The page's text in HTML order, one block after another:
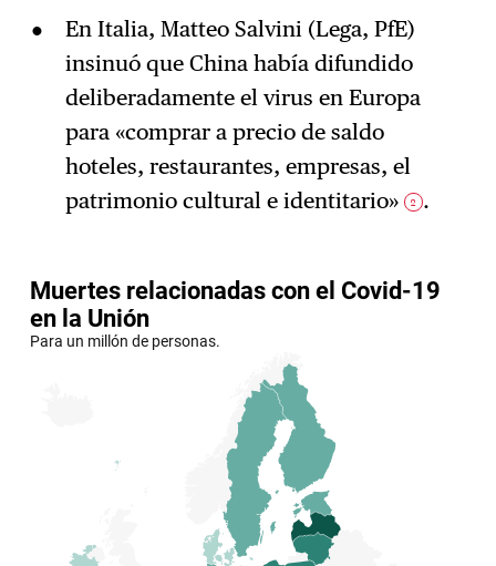
En Italia, Matteo Salvini (Lega, PfE)
insinuó que China había difundido
deliberadamente el virus en Europa
para «comprar a precio de saldo
hoteles, restaurantes, empresas, el
patrimonio cultural e identitario»
2 .